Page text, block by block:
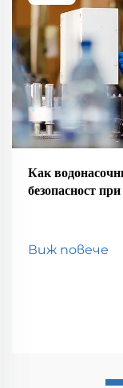
Как
безопасност
Виж повече